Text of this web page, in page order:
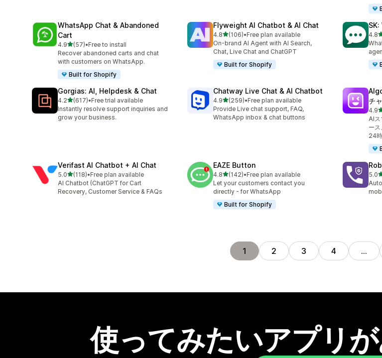
WhatsApp Chat & Abandoned
Cart
4.95つ星中
(57)
合計レビュー数：57件
•Free to install
Recover abandoned carts and chat
with customers on WhatsApp.
Built for Shopify
Flyweight AI Chatbot & AI Chat
4.85つ星中
(106)
合計レビュー数：106件
•Free plan available
On-brand AI Agent with AI Search,
Chat, Live Chat and ChatGPT
Built for Shopify
4.8
合計
Gorgias: AI, Helpdesk & Chat
4.25つ星中
(617)
合計レビュー数：617件
•Free trial available
Instantly resolve support inquiries and
grow your business.
Chatway Live Chat & AI Chatbot
4.95つ星中
(259)
合計レビュー数：259件
•Free plan available
Provide Live chat support, FAQ,
WhatsApp inbox & chat buttons
チ
4.9
合計
AIス
ー
24
Verifast AI Chatbot + AI Chat
5.05つ星中
(118)
合計レビュー数：118件
•Free plan available
AI Chatbot (ChatGPT for Cart
Recovery, Customer Service & FAQs
EAZE Button
4.85つ星中
(142)
合計レビュー数：142件
•Free plan available
Let your customers contact you
directly - for WhatsApp
Built for Shopify
5.0
合
1 2 3 4 …
使ってみたいアプリ